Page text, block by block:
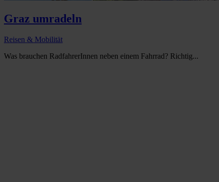
Graz umradeln
Reisen & Mobilität
Was brauchen RadfahrerInnen neben einem Fahrrad? Richtig...